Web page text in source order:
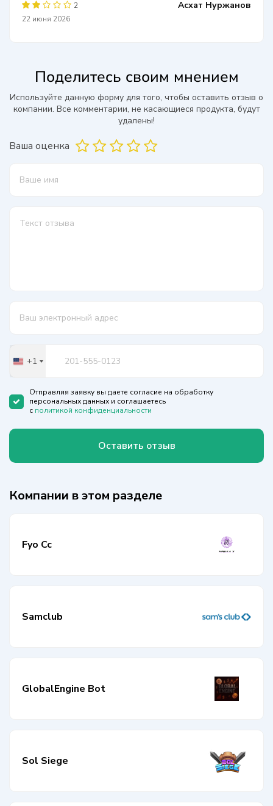
2
22 июня 2026
Асхат Нуржанов
Поделитесь своим мнением
Используйте данную форму для того, чтобы оставить отзыв о
компании. Все комментарии, не касающиеся продукта, будут
удалены!
Ваша оценка
United
+1
Отправляя заявку вы даете согласие на обработку
персональных данных и соглашаетесь
с политикой конфиденциальности
Оставить отзыв
Компании в этом разделе
Fyo Cc
Samclub
GlobalEngine Bot
Sol Siege